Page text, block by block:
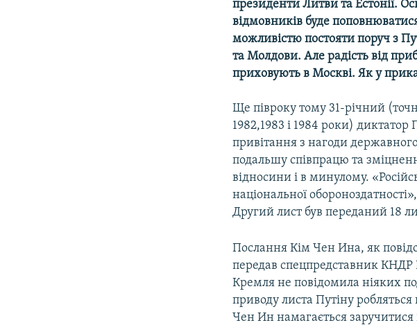
президенти Литви та Естонії.
відмовників буде
можливістю постояти поруч з
та Молдови. Але радість від
приховують в Москві. Як у
Ще півроку тому 31-річний
1982,1983 і 1984 роки) диктатор
привітання з нагоди
подальшу співпрацю та
відносини і в минулому.
національної
Другий лист був переданий 18
Послання Кім Чен Ина, як
передав спецпредставник КНДР
Кремля не повідомила ніяких
приводу листа Путіну
Чен Ин намагається заручитися